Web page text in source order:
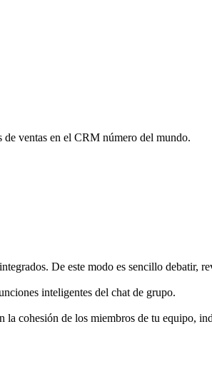
ventas en el CRM número del mundo.
De este modo es sencillo debatir,
inteligentes del chat de grupo.
cohesión de los miembros de tu equipo,